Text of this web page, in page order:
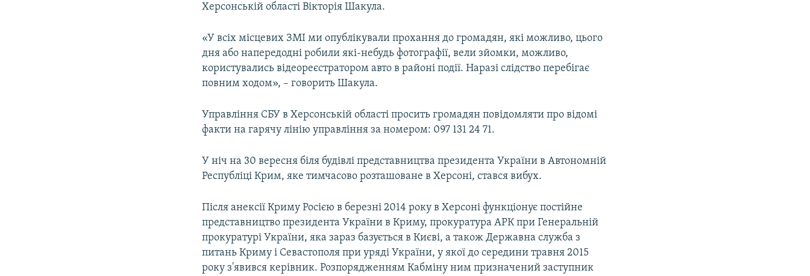
Херсонській області Вікторія Шакула.
«У всіх місцевих ЗМІ ми опублікували прохання до громадян, які можливо, цього
дня або напередодні робили які-небудь фотографії, вели зйомки, можливо,
користувались відеореєстратором авто в районі події. Наразі слідство перебігає
повним ходом», – говорить Шакула.
Управління СБУ в Херсонській області просить громадян повідомляти про відомі
факти на гарячу лінію управління за номером: 097 131 24 71.
У ніч на 30 вересня біля будівлі представництва президента України в Автономній
Республіці Крим, яке тимчасово розташоване в Херсоні, стався вибух.
Після анексії Криму Росією в березні 2014 року в Херсоні функціонує постійне
представництво президента України в Криму, прокуратура АРК при Генеральній
прокуратурі України, яка зараз базується в Києві, а також Державна служба з
питань Криму і Севастополя при уряді України, у якої до середини травня 2015
року з'явився керівник. Розпорядженням Кабміну ним призначений заступник